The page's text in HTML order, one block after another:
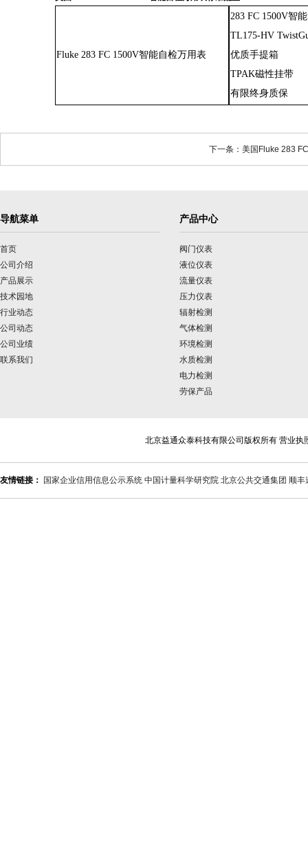
Fluke 283 FC 1500V智能自检万用表
283 FC 1500V智
TL175-HV
优质手提箱
TPAK磁性挂带
有限终身质保
下一条：美国Fluke 283
导航菜单
首页
公司介绍
产品展示
技术园地
行业动态
公司动态
公司业绩
联系我们
产品中心
阀门仪表
液位仪表
流量仪表
压力仪表
辐射检测
气体检测
环境检测
水质检测
电力检测
劳保产品
北京益通众泰科技有限公司版权所有 营业执
友情链接： 国家企业信用信息公示系统 中国计量科学研究院 北京公共交通集团 顺丰